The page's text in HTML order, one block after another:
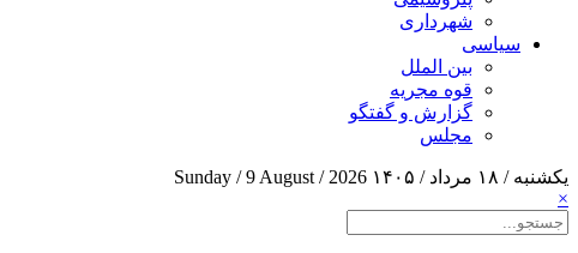
شهرداری
سیاسی
بین الملل
قوه مجریه
گزارش و گفتگو
مجلس
یکشنبه / ۱۸ مرداد / ۱۴۰۵
Sunday / 9 August / 2026
×